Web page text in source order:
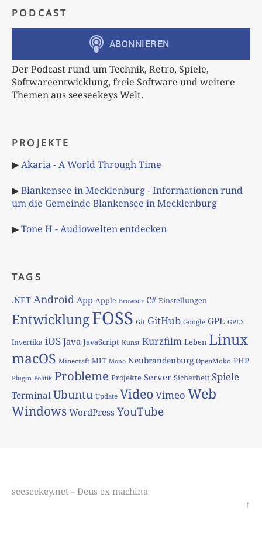
PODCAST
Der Podcast rund um Technik, Retro, Spiele,
Softwareentwicklung, freie Software und weitere
Themen aus seeseekeys Welt.
PROJEKTE
▶Akaria - A World Through Time
▶Blankensee in Mecklenburg - Informationen rund
um die Gemeinde Blankensee in Mecklenburg
▶Tone H - Audiowelten entdecken
TAGS
.NET Android App Apple Browser C# Einstellungen
EntwicklungFOSS Git GitHub Google GPL GPL3
Invertika iOS Java JavaScript Kunst Kurzfilm Leben Linux
macOS Minecraft MIT Mono Neubrandenburg OpenMoko PHP
Plugin Politik Probleme Projekte Server Sicherheit Spiele
TerminalUbuntu Update VideoVimeo Web
Windows WordPress YouTube
seeseekey.net – Deus ex machina
↑